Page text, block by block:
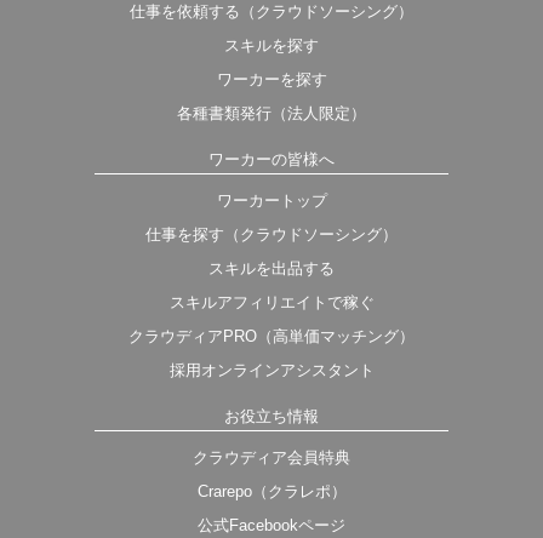
仕事を依頼する（クラウドソーシング）
スキルを探す
ワーカーを探す
各種書類発行（法人限定）
ワーカーの皆様へ
ワーカートップ
仕事を探す（クラウドソーシング）
スキルを出品する
スキルアフィリエイトで稼ぐ
クラウディアPRO（高単価マッチング）
採用オンラインアシスタント
お役立ち情報
クラウディア会員特典
Crarepo（クラレポ）
公式Facebookページ